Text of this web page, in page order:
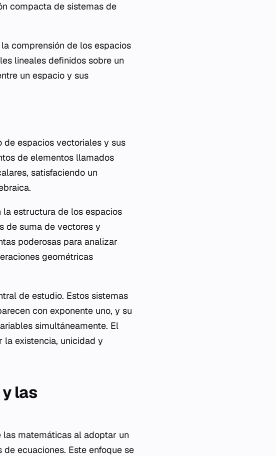
compacta de sistemas de
comprensión de los espacios
lineales definidos sobre un
un espacio y sus
de espacios vectoriales y sus
de elementos llamados
satisfaciendo un
estructura de los espacios
de suma de vectores y
poderosas para analizar
geométricas
de estudio. Estos sistemas
con exponente uno, y su
simultáneamente. El
existencia, unicidad y
las
matemáticas al adoptar un
ecuaciones. Este enfoque se